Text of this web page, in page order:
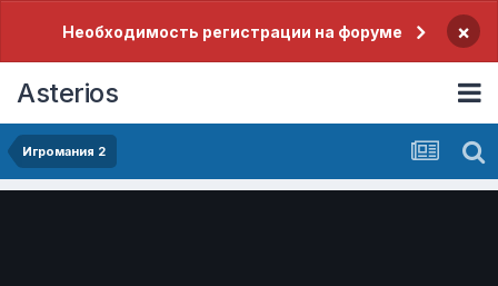
Необходимость регистрации на форуме ×
Asterios
Игромания 2